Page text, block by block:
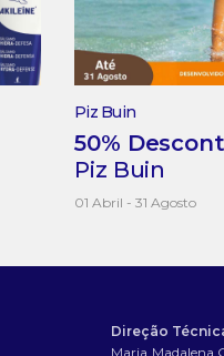
Piz Buin
50%
Piz Buin
01 Abril - 31 Agosto
Direção
Maria Madalena